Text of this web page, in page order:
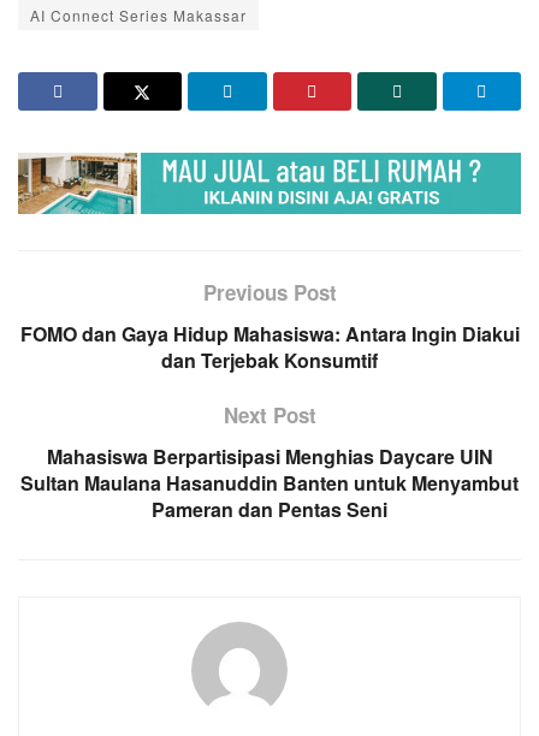
AI Connect Series Makassar
Previous Post
FOMO dan Gaya Hidup Mahasiswa: Antara Ingin Diakui
dan Terjebak Konsumtif
Next Post
Mahasiswa Berpartisipasi Menghias Daycare UIN
Sultan Maulana Hasanuddin Banten untuk Menyambut
Pameran dan Pentas Seni